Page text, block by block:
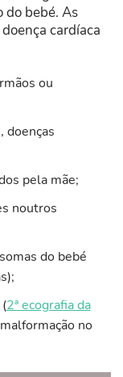
do bebé. As
cardíaca
ou
doenças
pela mãe;
noutros
do bebé
2ª ecografia da
no